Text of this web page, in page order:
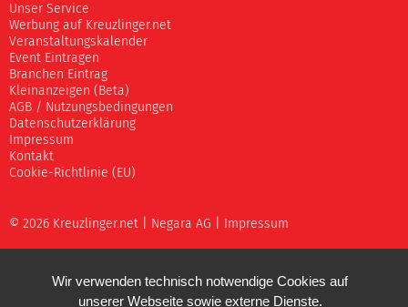
Unser Service
Werbung auf Kreuzlinger.net
Veranstaltungskalender
Event Eintragen
Branchen Eintrag
Kleinanzeigen (Beta)
AGB / Nutzungsbedingungen
Datenschutzerklärung
Impressum
Kontakt
Cookie-Richtlinie (EU)
© 2026 Kreuzlinger.net | Negara AG Impressum
Wir verwenden technisch notwendige Cookies auf
unserer Webseite sowie externe Dienste.